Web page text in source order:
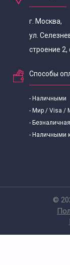
г. Москва,
ул.
строение
Способы
- Наличными
- Мир / Visa /
-
- Наличными
©